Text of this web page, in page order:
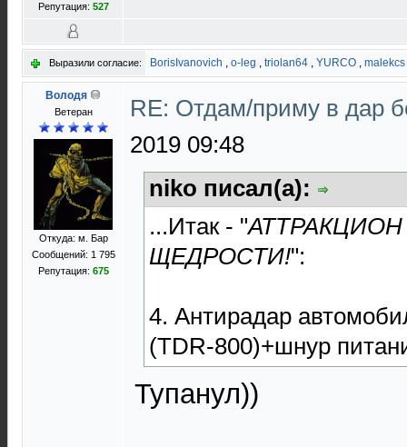
Репутация: 527
Выразили согласие: BorisIvanovich , o-leg , triolan64 , YURCO , malekcs
Володя
Ветеран
Откуда: м. Бар
Сообщений: 1 795
Репутация: 675
RE: Отдам/приму в дар
2019 09:48
niko писал(а):
...Итак - "
ЩЕДРОСТИ!":
4. Антирадар
(TDR-800)+шнур
Тупанул))